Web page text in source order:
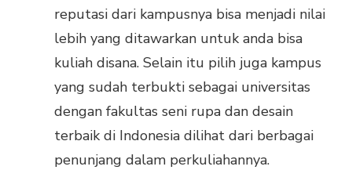
reputasi dari kampusnya bisa menjadi nilai
lebih yang ditawarkan untuk anda bisa
kuliah disana. Selain itu pilih juga kampus
yang sudah terbukti sebagai universitas
dengan fakultas seni rupa dan desain
terbaik di Indonesia dilihat dari berbagai
penunjang dalam perkuliahannya.